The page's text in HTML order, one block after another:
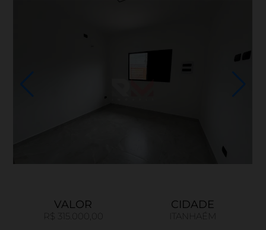
VALOR
R$ 315.000,00
CIDADE
ITANHAÉM